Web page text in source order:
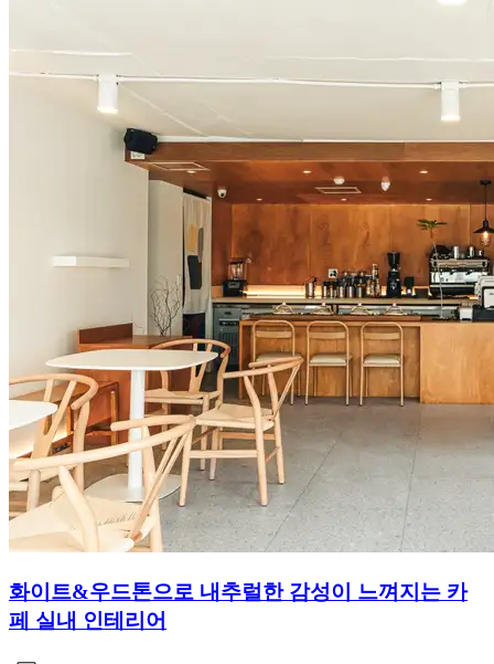
화이트&우드톤으로 내추럴한 감성이 느껴지는 카
페 실내 인테리어